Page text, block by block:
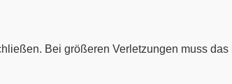
Bei größeren Verletzungen muss das